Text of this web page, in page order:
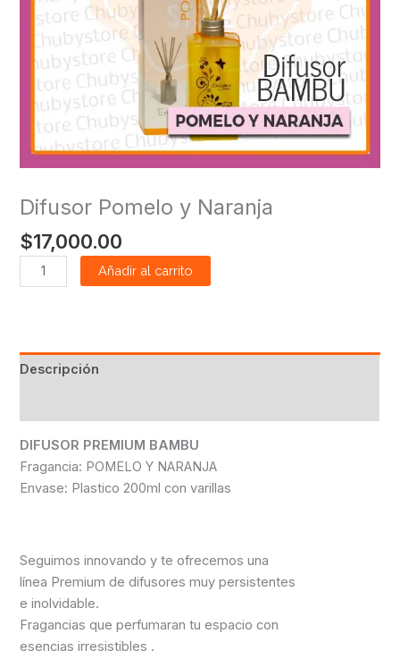
Difusor Pomelo y Naranja
$17,000.00
Añadir al carrito
Descripción
DIFUSOR PREMIUM BAMBU
Fragancia: POMELO Y NARANJA
Envase: Plastico 200ml con varillas
Seguimos innovando y te ofrecemos una
línea Premium de difusores muy persistentes
e inolvidable.
Fragancias que perfumaran tu espacio con
esencias irresistibles .